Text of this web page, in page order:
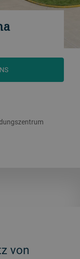
von